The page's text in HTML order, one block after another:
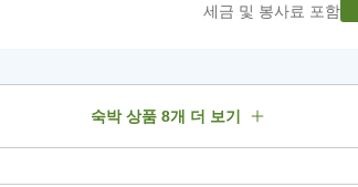
세금 및 봉사료 포함
숙박 상품 8개 더 보기